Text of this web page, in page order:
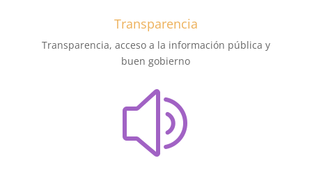
Transparencia
Transparencia, acceso a la información pública y
buen gobierno
z